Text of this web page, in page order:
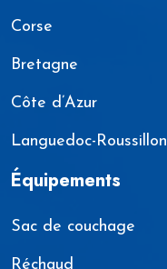
Corse
Bretagne
Côte d’Azur
Languedoc-Roussillon
Équipements
Sac de couchage
Réchaud